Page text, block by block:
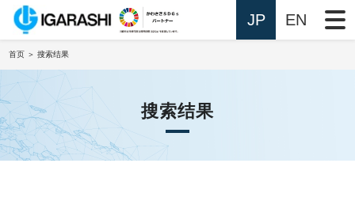
JP EN
首页 ＞ 搜索结果
搜索结果